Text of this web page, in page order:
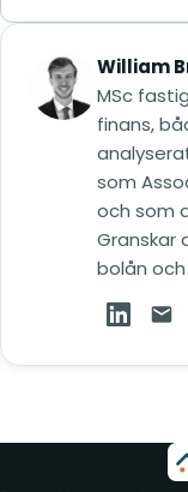
William
MSc
finans,
som
och som
Granskar
bolån